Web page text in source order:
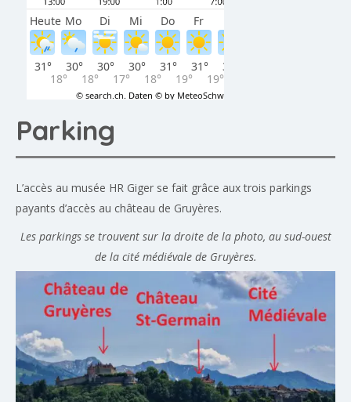
Parking
L’accès au musée HR Giger se fait grâce aux trois parkings
payants d’accès au château de Gruyères.
Les parkings se trouvent sur la droite de la photo, au sud-ouest
de la cité médiévale de Gruyères.